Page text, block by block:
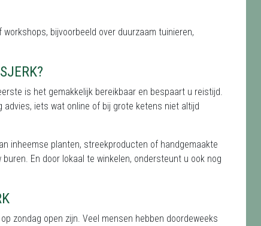
bijvoorbeeld over duurzaam tuinieren,
is het gemakkelijk bereikbaar en bespaart u reistijd.
iets wat online of bij grote ketens niet altijd
inheemse planten, streekproducten of handgemaakte
En door lokaal te winkelen, ondersteunt u ook nog
zondag open zijn. Veel mensen hebben doordeweeks